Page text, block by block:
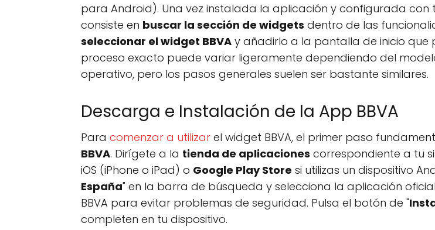
para Android). Una vez instalada la aplicación y configurada con
consiste en buscar la sección de widgets dentro de las
seleccionar el widget BBVA y añadirlo a la pantalla de inicio que
proceso exacto puede variar ligeramente dependiendo del
operativo, pero los pasos generales suelen ser bastante similares.
Descarga e Instalación de la App BBVA
Para comenzar a utilizar el widget BBVA, el primer paso
BBVA. Dirígete a la tienda de aplicaciones correspondiente a tu
iOS (iPhone o iPad) o Google Play Store si utilizas un dispositivo
España" en la barra de búsqueda y selecciona la aplicación
BBVA para evitar problemas de seguridad. Pulsa el botón de "
completen en tu dispositivo.